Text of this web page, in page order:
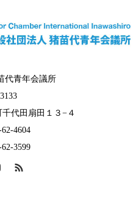
代青年会議所
代田扇田１３−４
4604
3599